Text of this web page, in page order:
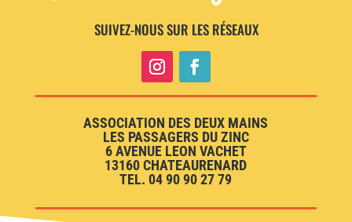
SUIVEZ-NOUS SUR LES RÉSEAUX
ASSOCIATION DES DEUX MAINS
LES PASSAGERS DU ZINC
6 AVENUE LEON VACHET
13160 CHATEAURENARD
TEL. 04 90 90 27 79